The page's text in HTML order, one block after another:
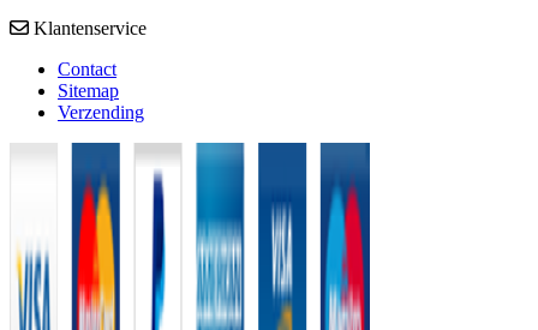
Klantenservice
Contact
Sitemap
Verzending